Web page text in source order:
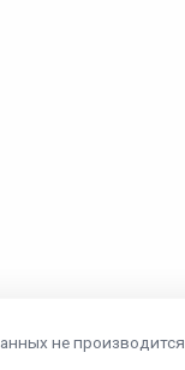
не производится.